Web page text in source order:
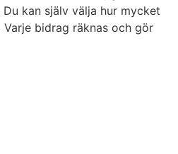
kan själv välja hur mycket
bidrag räknas och gör